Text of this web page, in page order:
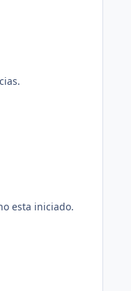
esta iniciado.